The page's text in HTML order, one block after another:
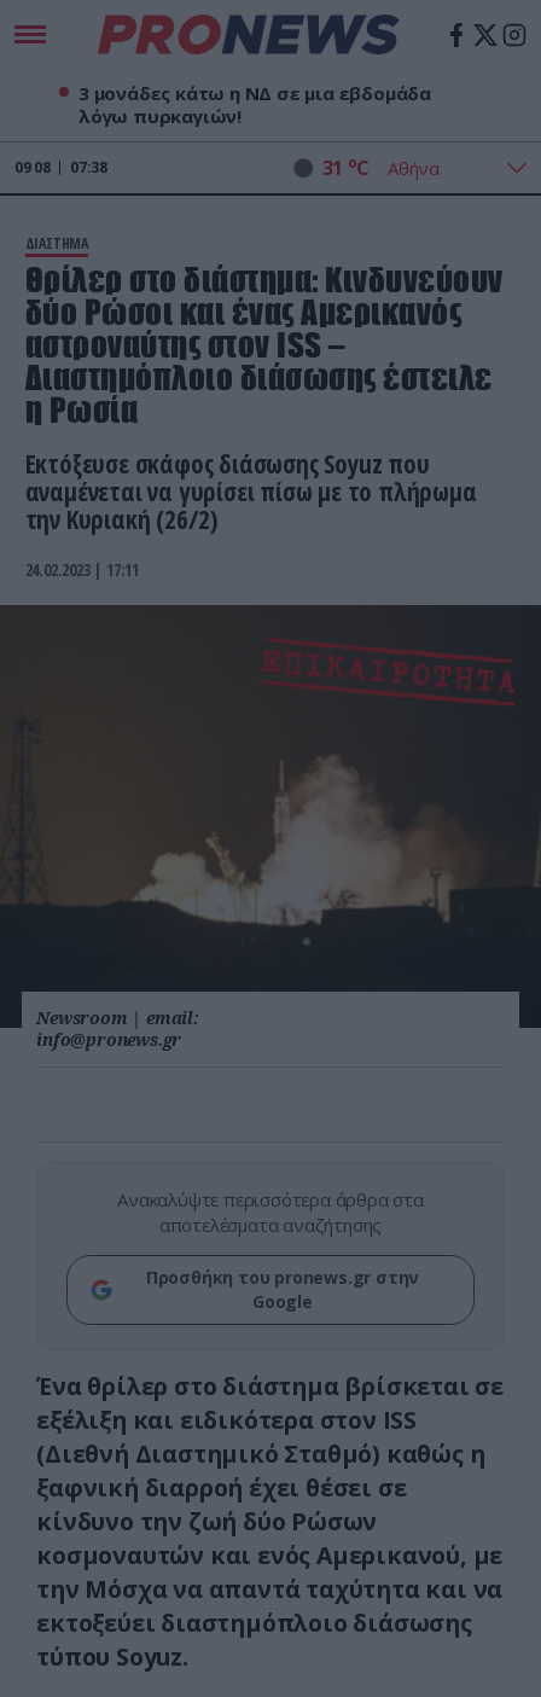
3 μονάδες κάτω η ΝΔ σε μια εβδομάδα
λόγω πυρκαγιών!
09 08 07:38 31 oC
ΔΙΑΣΤΗΜΑ
Θρίλερ στο διάστημα: Κινδυνεύουν
δύο Ρώσοι και ένας Αμερικανός
αστροναύτης στον ISS –
Διαστημόπλοιο διάσωσης έστειλε
η Ρωσία
Eκτόξευσε σκάφος διάσωσης Soyuz που
αναμένεται να γυρίσει πίσω με το πλήρωμα
την Κυριακή (26/2)
24.02.2023 | 17:11
Newsroom | email:
info@pronews.gr
Ανακαλύψτε περισσότερα άρθρα στα
αποτελέσματα αναζήτησης
Προσθήκη του pronews.gr στην
Google
Ένα θρίλερ στο διάστημα βρίσκεται σε
εξέλιξη και ειδικότερα στον ISS
(Διεθνή Διαστημικό Σταθμό) καθώς η
ξαφνική διαρροή έχει θέσει σε
κίνδυνο την ζωή δύο Ρώσων
κοσμοναυτών και ενός Αμερικανού, με
την Μόσχα να απαντά ταχύτητα και να
εκτοξεύει διαστημόπλοιο διάσωσης
τύπου Soyuz.